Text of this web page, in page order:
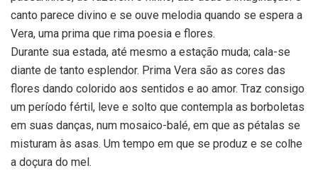
canto parece divino e se ouve melodia quando se espera a
Vera, uma prima que rima poesia e flores.
Durante sua estada, até mesmo a estação muda; cala-se
diante de tanto esplendor. Prima Vera são as cores das
flores dando colorido aos sentidos e ao amor. Traz consigo
um período fértil, leve e solto que contempla as borboletas
em suas danças, num mosaico-balé, em que as pétalas se
misturam às asas. Um tempo em que se produz e se colhe
a doçura do mel.